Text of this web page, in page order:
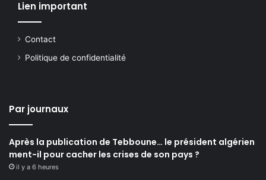
Lien important
Contact
Politique de confidentialité
Par journaux
Après la publication de Tebboune… le président algérien
ment-il pour cacher les crises de son pays ?
il y a 6 heures